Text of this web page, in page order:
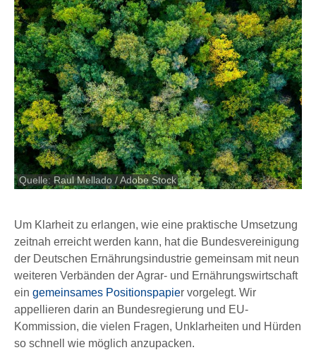
Quelle: Raul Mellado / Adobe Stock
Um Klarheit zu erlangen, wie eine praktische Umsetzung
zeitnah erreicht werden kann, hat die Bundesvereinigung
der Deutschen Ernährungsindustrie gemeinsam mit neun
weiteren Verbänden der Agrar- und Ernährungswirtschaft
ein gemeinsames Positionspapier vorgelegt. Wir
appellieren darin an Bundesregierung und EU-
Kommission, die vielen Fragen, Unklarheiten und Hürden
so schnell wie möglich anzupacken.